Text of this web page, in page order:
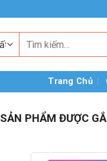
kiếm:
Trang Chủ
SẢN PHẨM ĐƯỢC